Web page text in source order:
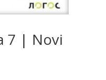
7 | Novi